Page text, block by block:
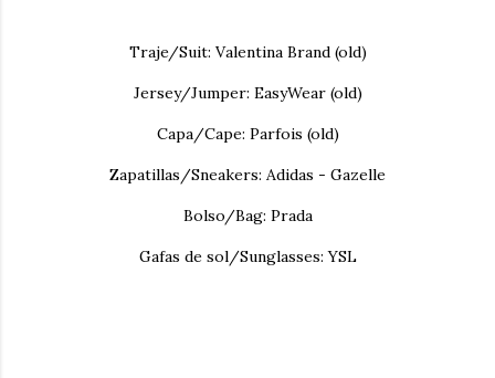
Traje/Suit: Valentina Brand (old)
Jersey/Jumper: EasyWear (old)
Capa/Cape: Parfois (old)
Zapatillas/Sneakers: Adidas - Gazelle
Bolso/Bag: Prada
Gafas de sol/Sunglasses: YSL